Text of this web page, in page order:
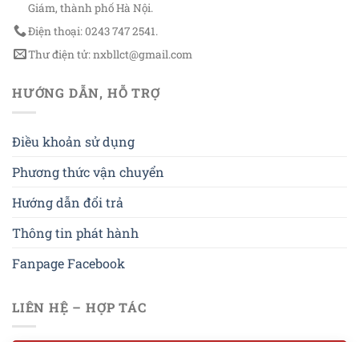
Giám, thành phố Hà Nội.
Điện thoại: 0243 747 2541.
Thư điện tử: nxbllct@gmail.com
HƯỚNG DẪN, HỖ TRỢ
Điều khoản sử dụng
Phương thức vận chuyển
Hướng dẫn đổi trả
Thông tin phát hành
Fanpage Facebook
LIÊN HỆ – HỢP TÁC